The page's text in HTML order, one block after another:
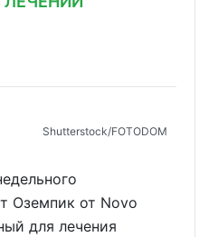
Shutterstoсk/FOTODOM
Оземпик от Novo
для лечения